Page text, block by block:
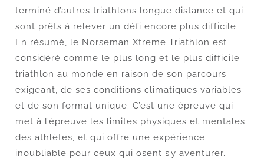
terminé d’autres triathlons longue distance et qui
sont prêts à relever un défi encore plus difficile.
En résumé, le Norseman Xtreme Triathlon est
considéré comme le plus long et le plus difficile
triathlon au monde en raison de son parcours
exigeant, de ses conditions climatiques variables
et de son format unique. C’est une épreuve qui
met à l’épreuve les limites physiques et mentales
des athlètes, et qui offre une expérience
inoubliable pour ceux qui osent s’y aventurer.